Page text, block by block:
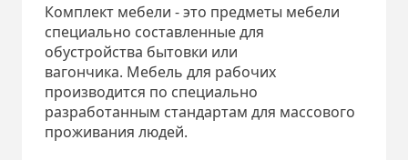
Комплект мебели - это предметы мебели
специально составленные для
обустройства бытовки или
вагончика. Мебель для рабочих
производится по специально
разработанным стандартам для массового
проживания людей.